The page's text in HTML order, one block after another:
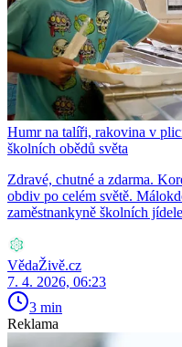
Humr na talíři, rakovina v
školních obědů světa
Zdravé, chutné a zdarma.
obdiv po celém světě.
zaměstnankyně školních
VědaŽivě.cz
7. 4. 2026, 06:23
3 min
Reklama